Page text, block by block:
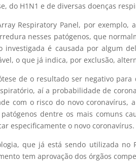
do H1N1 e de diversas doenças
Respiratory Panel, por
nesses patógenos, que
investigada é causada por algum
o que já indica, por exclusão,
de o resultado ser negativo
aí a probabilidade de
com o risco do novo coronavírus,
dentre os mais comuns
especificamente o novo coronavírus.
que já está sendo utilizada no
tem aprovação dos órgãos